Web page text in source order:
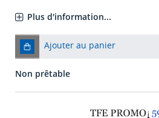
Plus d'information...
Ajouter au panier
Non prêtable